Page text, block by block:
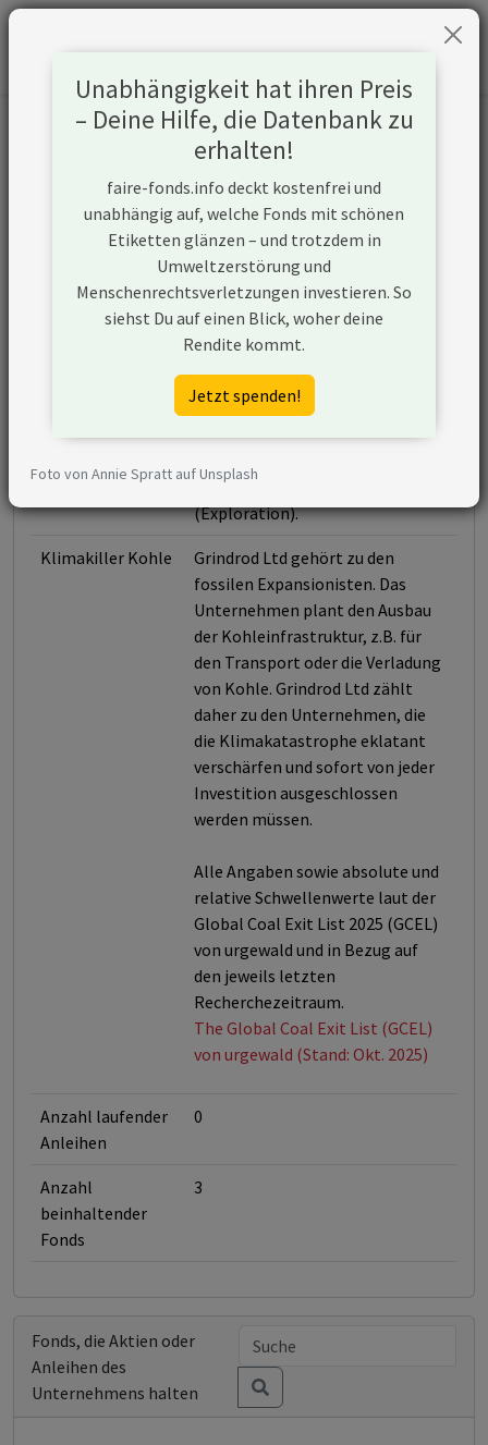
Informationen zum Unternehmen
Grindrod Ltd
https://www.grindrod.com
Konflikte
Grindrod Ltd ist ein Unternehmen
aus Südafrika, das (ggf. über
Tochtergesellschaften) im
Kohlesektor aktiv ist und z.B. die
oder neue Abbaugebiete erkundet
(Exploration).
Klimakiller Kohle
Grindrod Ltd gehört zu den
fossilen Expansionisten. Das
Unternehmen plant den Ausbau
der Kohleinfrastruktur, z.B. für
den Transport oder die Verladung
von Kohle. Grindrod Ltd zählt
daher zu den Unternehmen, die
die Klimakatastrophe eklatant
verschärfen und sofort von jeder
Investition ausgeschlossen
werden müssen.
Alle Angaben sowie absolute und
relative Schwellenwerte laut der
Global Coal Exit List 2025 (GCEL)
von urgewald und in Bezug auf
den jeweils letzten
Recherchezeitraum.
The Global Coal Exit List (GCEL)
von urgewald (Stand: Okt. 2025)
Anzahl laufender
Anleihen
0
Anzahl
beinhaltender
Fonds
3
Fonds, die Aktien oder
Anleihen des
Unternehmens halten
Unabhängigkeit hat ihren Preis
– Deine Hilfe, die Datenbank zu
erhalten!
faire-fonds.info deckt kostenfrei und
unabhängig auf, welche Fonds mit schönen
Etiketten glänzen – und trotzdem in
Umweltzerstörung und
Menschenrechtsverletzungen investieren. So
siehst Du auf einen Blick, woher deine
Rendite kommt.
Jetzt spenden!
Foto von Annie Spratt auf Unsplash